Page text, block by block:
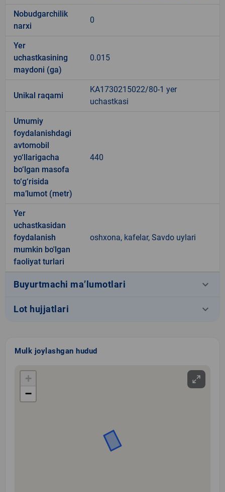
Nobudgarchilik
narxi
0
Yer
uchastkasining
maydoni (ga)
0.015
Unikal raqami
KA1730215022/80-1 yer
uchastkasi
Umumiy
foydalanishdagi
avtomobil
yo‘llarigacha
bo‘lgan masofa
to‘g‘risida
ma’lumot (metr)
440
Yer
uchastkasidan
foydalanish
mumkin bo'lgan
faoliyat turlari
oshxona, kafelar, Savdo uylari
Buyurtmachi ma’lumotlari keyboard_arrow_down
Lot hujjatlari keyboard_arrow_down
Mulk joylashgan hudud
+
−